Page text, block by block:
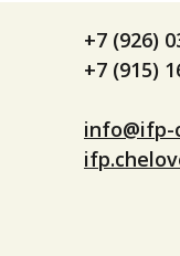
+7 (926)
+7 (915)
info@ifp-